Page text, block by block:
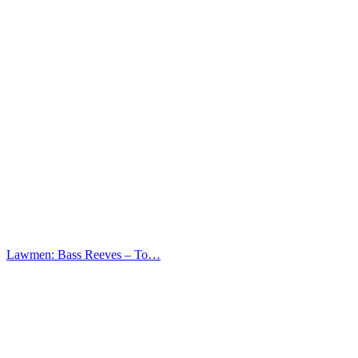
Lawmen: Bass Reeves – Το…